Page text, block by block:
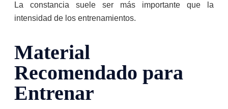
La constancia suele ser más importante que la
intensidad de los entrenamientos.
Material
Recomendado para
Entrenar